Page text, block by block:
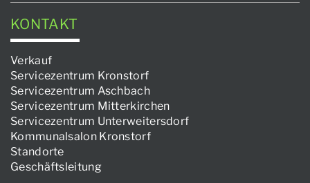
KONTAKT
Verkauf
Servicezentrum Kronstorf
Servicezentrum Aschbach
Servicezentrum Mitterkirchen
Servicezentrum Unterweitersdorf
Kommunalsalon Kronstorf
Standorte
Geschäftsleitung